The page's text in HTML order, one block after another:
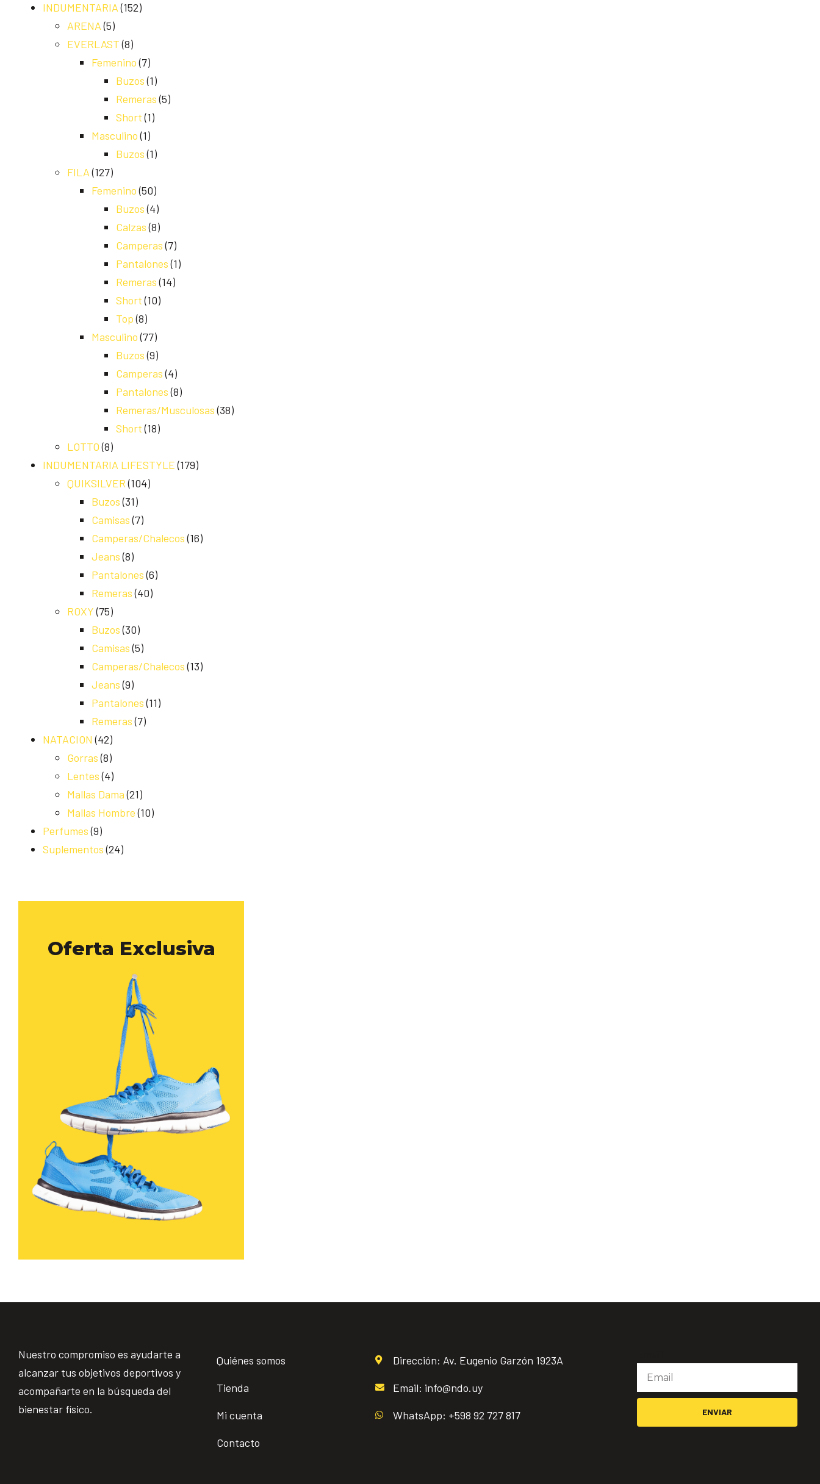
INDUMENTARIA (152)
ARENA (5)
EVERLAST (8)
Femenino (7)
Buzos (1)
Remeras (5)
Short (1)
Masculino (1)
Buzos (1)
FILA (127)
Femenino (50)
Buzos (4)
Calzas (8)
Camperas (7)
Pantalones (1)
Remeras (14)
Short (10)
Top (8)
Masculino (77)
Buzos (9)
Camperas (4)
Pantalones (8)
Remeras/Musculosas (38)
Short (18)
LOTTO (8)
INDUMENTARIA LIFESTYLE (179)
QUIKSILVER (104)
Buzos (31)
Camisas (7)
Camperas/Chalecos (16)
Jeans (8)
Pantalones (6)
Remeras (40)
ROXY (75)
Buzos (30)
Camisas (5)
Camperas/Chalecos (13)
Jeans (9)
Pantalones (11)
Remeras (7)
NATACION (42)
Gorras (8)
Lentes (4)
Mallas Dama (21)
Mallas Hombre (10)
Perfumes (9)
Suplementos (24)
Oferta Exclusiva
Nuestro compromiso es ayudarte a
alcanzar tus objetivos deportivos y
acompañarte en la búsqueda del
bienestar físico.
Quiénes somos
Tienda
Mi cuenta
Contacto
Dirección: Av. Eugenio Garzón 1923A
Email: info@ndo.uy
WhatsApp: +598 92 727 817 ENVIAR